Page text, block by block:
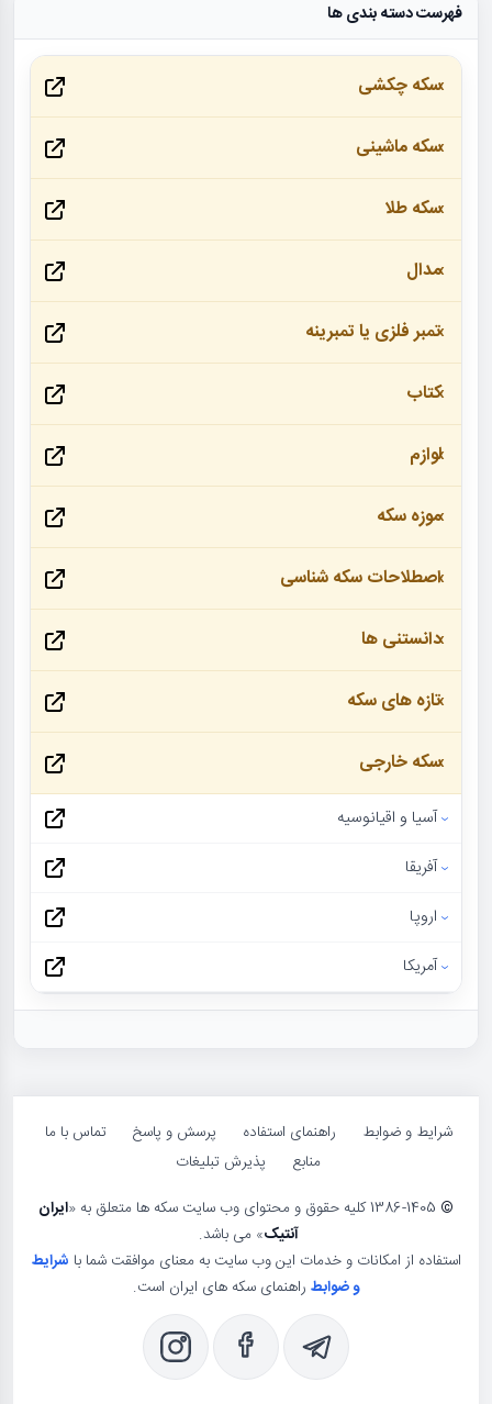
فهرست دسته بندی ها
سکه چکشی
سکه ماشینی
سکه طلا
مدال
تمبر فلزی یا تمبرینه
کتاب
لوازم
موزه سکه
اصطلاحات سکه شناسی
دانستنی ها
تازه های سکه
سکه خارجی
آسیا و اقیانوسیه
آفریقا
اروپا
آمریکا
شرایط و ضوابط راهنمای استفاده پرسش و پاسخ
تماس با ما
منابع
پذیرش تبلیغات
©
ایران
آنتیک» می باشد.
استفاده از امکانات و خدمات این وب سایت به معنای موافقت شما با شرایط
و ضوابط راهنمای سکه های ایران است.